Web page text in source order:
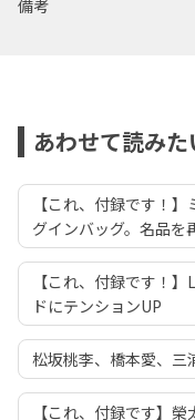
備考
あわせて読み
【これ、付録です！
グインバッグ。名品を
【これ、付録です！
ドにテンションUP
松坂桃李、橋本愛、三
【これ、付録です】